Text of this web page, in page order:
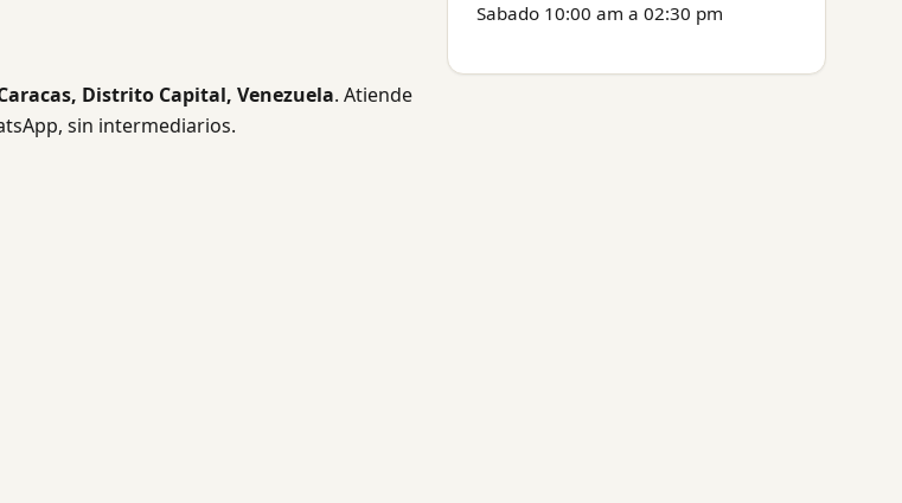
Distrito Capital, Venezuela. Atiende
sin intermediarios.
Sabado 10:00 am a 02:30 pm